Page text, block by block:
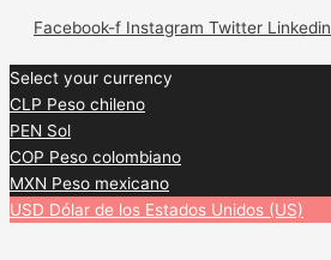
Facebook-f Instagram Twitter Linkedin
Select your currency
CLP Peso chileno
PEN Sol
COP Peso colombiano
MXN Peso mexicano
USD Dólar de los Estados Unidos (US)